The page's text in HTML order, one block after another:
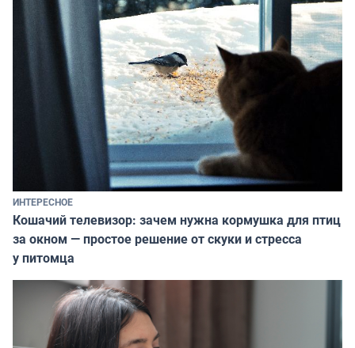
ИНТЕРЕСНОЕ
Кошачий телевизор: зачем нужна кормушка для птиц
за окном — простое решение от скуки и стресса
у питомца